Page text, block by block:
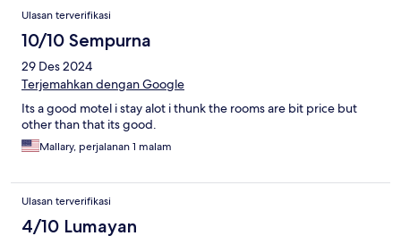
Ulasan terverifikasi
10/10 Sempurna
29 Des 2024
Terjemahkan dengan Google
Its a good motel i stay alot i thunk the rooms are bit price but
other than that its good.
Mallary, perjalanan 1 malam
Ulasan terverifikasi
4/10 Lumayan